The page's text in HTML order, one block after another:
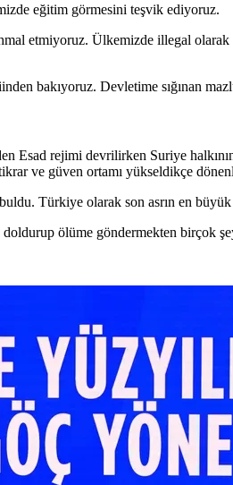
eğitim görmesini teşvik ediyoruz.
etmiyoruz. Ülkemizde illegal
bakıyoruz. Devletime sığınan
Esad rejimi devrilirken Suriye
ve güven ortamı yükseldikçe
Türkiye olarak son asrın en
ölüme göndermekten birçok